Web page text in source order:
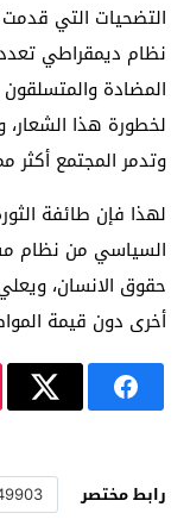
التضحيات التي
نظام ديمقراطي
المضادة
لخطورة هذا
وتدمر المجتمع أكثر
لهذا فإن طائفة
السياسي من نظام
حقوق الانسان،
أخرى دون قيمة
رابط مختصر